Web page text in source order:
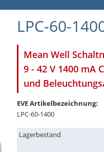
LPC-60-
Mean Well
9 - 42 V 1400 mA
und
EVE Artikelbezeichnung:
LPC-60-1400
Lagerbestand